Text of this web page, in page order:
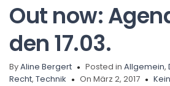
Out now:
den 17.03.
ByAline Bergert Posted in Allgemein,
Recht, Technik On März 2, 2017